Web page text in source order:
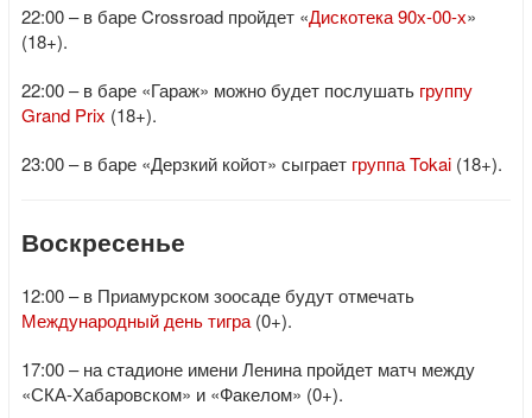
22:00 – в баре Crossroad пройдет «Дискотека 90х-00-х»
(18+).
22:00 – в баре «Гараж» можно будет послушать группу
Grand Prix (18+).
23:00 – в баре «Дерзкий койот» сыграет группа Tokai (18+).
Воскресенье
12:00 – в Приамурском зоосаде будут отмечать
Международный день тигра (0+).
17:00 – на стадионе имени Ленина пройдет матч между
«СКА-Хабаровском» и «Факелом» (0+).